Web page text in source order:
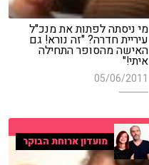
מי ניסתה לפתות את מנכ"ל
עיריית חדרה? "זה נורא! גם
האישה מהסופר התחילה
איתי!"
05/06/2011
מועדון ארוחת הבוקר